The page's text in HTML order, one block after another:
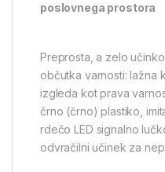
poslovnega prostora
Preprosta, a zelo
občutka varnosti: lažna
izgleda kot prava
črno (črno) plastiko,
rdečo LED signalno
odvračilni učinek za